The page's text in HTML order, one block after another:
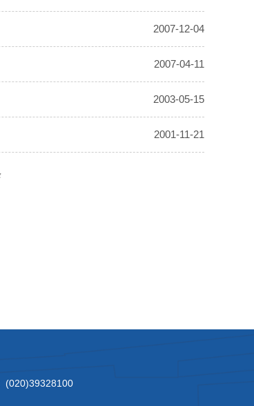
2007-12-04
2007-04-11
2003-05-15
2001-11-21
(020)39328100